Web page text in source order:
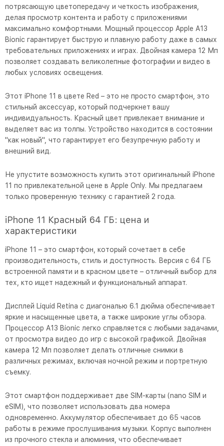
потрясающую цветопередачу и четкость изображения,
делая просмотр контента и работу с приложениями
максимально комфортными. Мощный процессор Apple A13
Bionic гарантирует быструю и плавную работу даже в самых
требовательных приложениях и играх. Двойная камера 12 Мп
позволяет создавать великолепные фотографии и видео в
любых условиях освещения.
Этот iPhone 11 в цвете Red – это не просто смартфон, это
стильный аксессуар, который подчеркнет вашу
индивидуальность. Красный цвет привлекает внимание и
выделяет вас из толпы. Устройство находится в состоянии
"как новый", что гарантирует его безупречную работу и
внешний вид.
Не упустите возможность купить этот оригинальный iPhone
11 по привлекательной цене в Apple Only. Мы предлагаем
только проверенную технику с гарантией 2 года.
iPhone 11 Красный 64 ГБ: цена и
характеристики
iPhone 11 – это смартфон, который сочетает в себе
производительность, стиль и доступность. Версия с 64 ГБ
встроенной памяти и в красном цвете – отличный выбор для
тех, кто ищет надежный и функциональный аппарат.
Дисплей Liquid Retina с диагональю 6.1 дюйма обеспечивает
яркие и насыщенные цвета, а также широкие углы обзора.
Процессор A13 Bionic легко справляется с любыми задачами,
от просмотра видео до игр с высокой графикой. Двойная
камера 12 Мп позволяет делать отличные снимки в
различных режимах, включая ночной режим и портретную
съемку.
Этот смартфон поддерживает две SIM-карты (nano SIM и
eSIM), что позволяет использовать два номера
одновременно. Аккумулятор обеспечивает до 65 часов
работы в режиме прослушивания музыки. Корпус выполнен
из прочного стекла и алюминия, что обеспечивает